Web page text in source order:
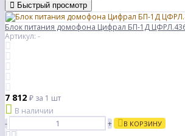
Быстрый просмотр
Блок питания домофона Цифрал БП-1Д
Артикул: -
7 812 ₽ за 1 шт
В наличии
-
+ В КОРЗИНУ